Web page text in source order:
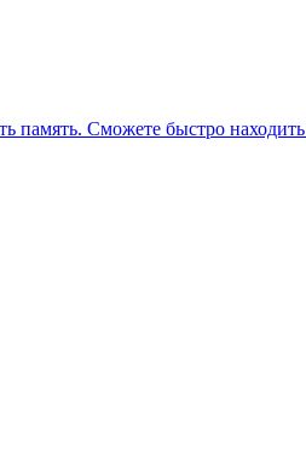
память. Сможете быстро